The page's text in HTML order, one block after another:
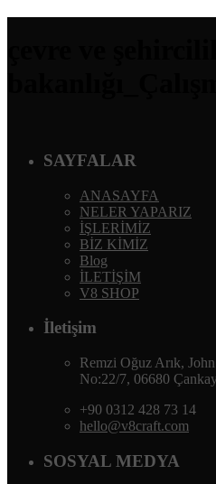
SAYFALAR
ANASAYFA
NELER YAPARIZ
İŞLERİMİZ
BİZ KİMİZ
Blog
İLETİŞİM
V8 SHOP
İletişim
Remzi Oğuz Arık,
No:22/7, 06680
+90 0312 428 73 14
hello@v8craft.com
SOSYAL MEDYA